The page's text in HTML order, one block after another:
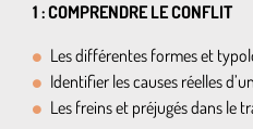
1 : COMPRENDRE LE CONFLIT
Les différentes formes et
Identifier les causes réelles
Les freins et préjugés dans le